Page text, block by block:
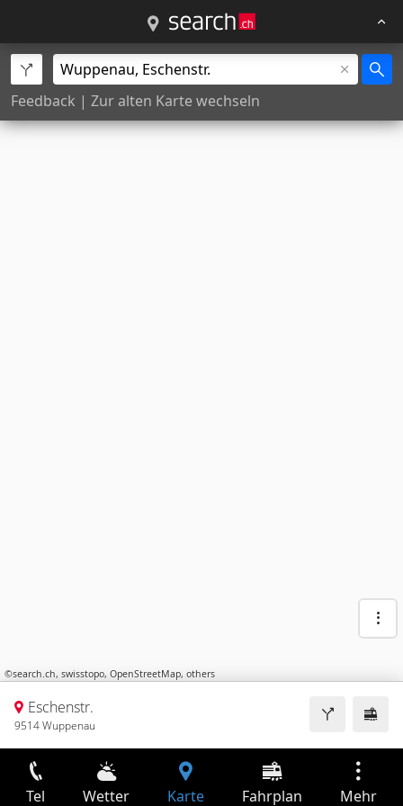
Feedback | Zur alten Karte wechseln
©search.ch, swisstopo, OpenStreetMap, others
Eschenstr.
9514 Wuppenau
Tel Wetter Karte Fahrplan Mehr